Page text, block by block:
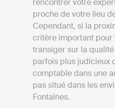
proche de votre lieu
Cependant, si la
critère important pour
transiger sur la
parfois plus judicieux
comptable dans une
pas situé dans les
Fontaines.